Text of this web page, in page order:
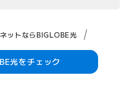
ットならBIGLOBE光
光をチェック